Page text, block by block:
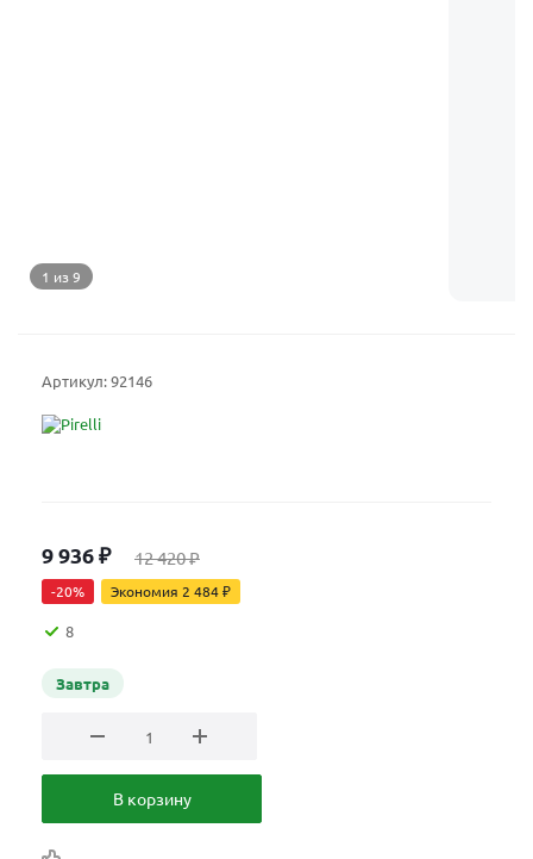
1 из 9
Артикул:92146
9 936₽ 12 420₽
-20% Экономия 2 484₽
8
Завтра
В корзину